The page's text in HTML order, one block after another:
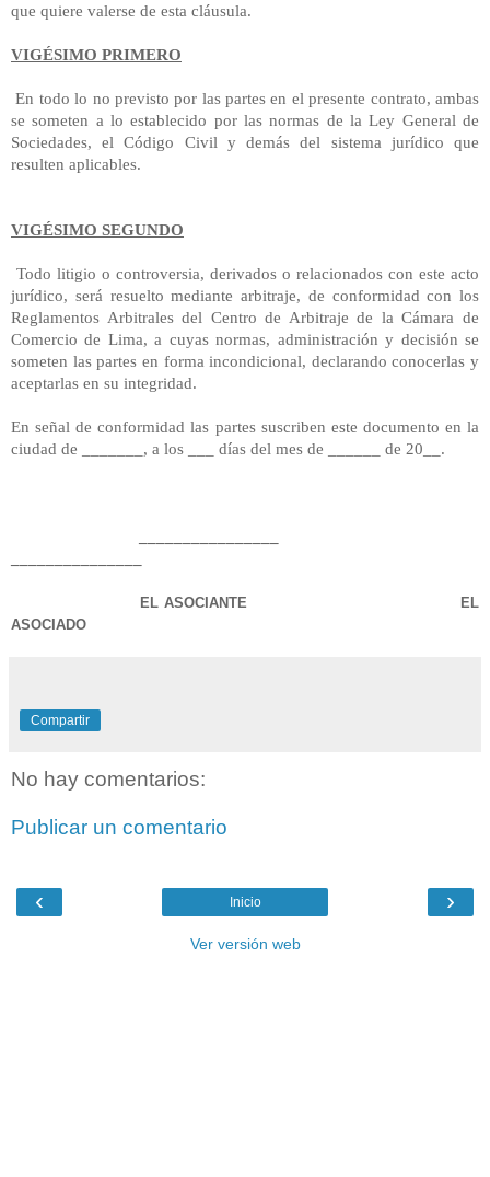
que quiere valerse de esta cláusula.
VIGÉSIMO PRIMERO
En todo lo no previsto por las partes en el presente contrato, ambas
se someten a lo establecido por las normas de la Ley General de
Sociedades, el Código Civil y demás del sistema jurídico que
resulten aplicables.
VIGÉSIMO SEGUNDO
Todo litigio o controversia, derivados o relacionados con este acto
jurídico, será resuelto mediante arbitraje, de conformidad con los
Reglamentos Arbitrales del Centro de Arbitraje de la Cámara de
Comercio de Lima, a cuyas normas, administración y decisión se
someten las partes en forma incondicional, declarando conocerlas y
aceptarlas en su integridad.
En señal de conformidad las partes suscriben este documento en la
ciudad de _______, a los ___ días del mes de ______ de 20__.
EL ASOCIANTE EL
ASOCIADO
Compartir
No hay comentarios:
Publicar un comentario
‹ ›
Inicio
Ver versión web